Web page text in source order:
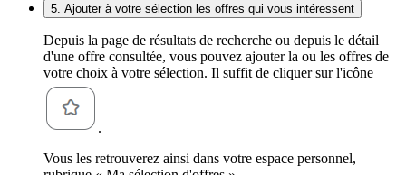
5. Ajouter à votre sélection les offres qui vous intéressent
Depuis la page de résultats de recherche ou depuis le détail
d'une offre consultée, vous pouvez ajouter la ou les offres de
votre choix à votre sélection. Il suffit de cliquer sur l'icône
.
Vous les retrouverez ainsi dans votre espace personnel,